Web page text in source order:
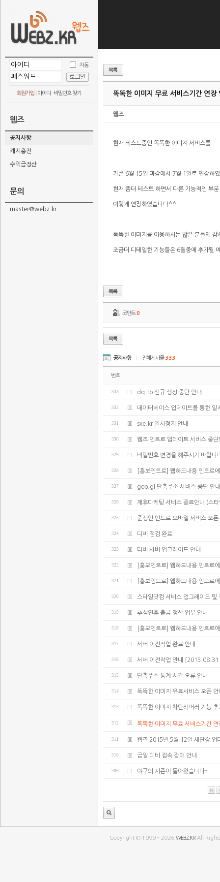
자동
회원가입 아이디 · 비밀번호 찾기
웹즈
공지사항
캐시충전
수익금정산
문의
master@webz.kr
똑똑한 이미지 무료 서비스기간 연장
웹즈
현재 테스트중인 똑똑한 이미지 서비스를
기존 6월 15일 마감에서 7월 1일로 연장하
현재 좀더 테스트 하면서 다른 기능적인 부
이렇게 연장하였습니다^^
똑똑한 이미지를 이용하시는 많은 분들께
조금더 디테일한 기능들은 6월중에 추가될
코멘트0
공지사항 전체게시물333
번호
333 dq.to 신규 생성 중단 안내
332 데이터베이스 업데이트를 통한 일
331 sxe.kr 일시정지 안내
330 웹즈 인트로 업데이트 서비스 중단
329 비밀번호 변경을 해주시기 바랍니
328 [홍보인트로] 웹하드내용 인트로
327 goo.gl 단축주소 서비스 중단 안내
326 제휴마케팅 서비스 종료안내 (스
325 준성인 인트로 모바일 서비스 오픈
324 디비 점검 완료
323 디비 서버 업그레이드 안내
322 [홍보인트로] 웹하드내용 인트로
321 [홍보인트로] 웹하드내용 인트로
320 스타일닷컴 서비스 업그레이드 및
319 추석연휴 출금 정산 업무 안내
318 [홍보인트로] 웹하드내용 인트로
317 서버 이전작업 완료 안내
316 서버 이전작업 안내
315 단축주소 통계 시간 오류 안내
314 똑똑한 이미지 유료서비스 오픈 안
313 똑똑한 이미지 차단리퍼러 기능 추
312 똑똑한 이미지 무료 서비스기간 연
311 웹즈 2015년 5월 12일 새단장 업
310 금일 디비 접속 장애 안내
309 야구의 시즌이 돌아왔습니다~
Copyright © 1999 - 2026WEBZ.KR All